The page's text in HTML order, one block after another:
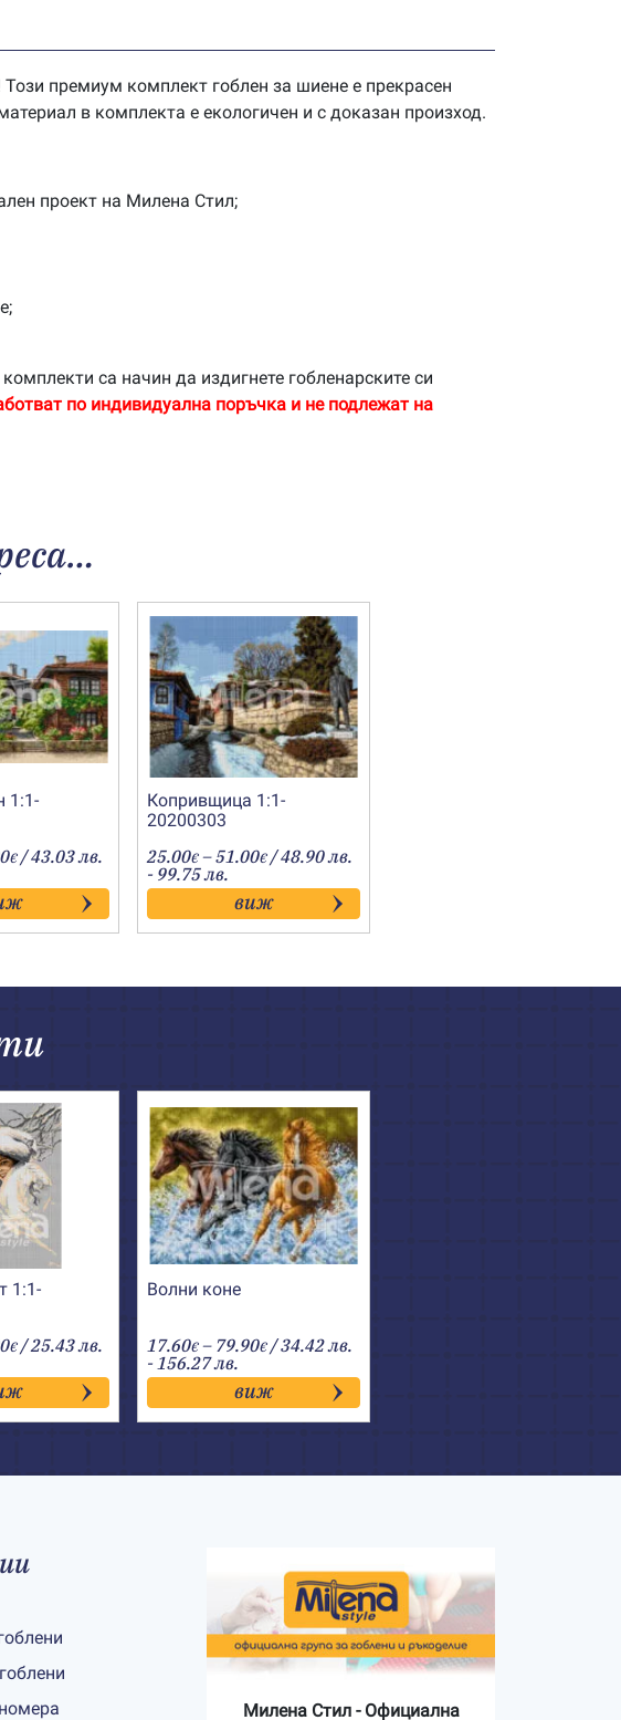
премиум комплект гоблен за шиене е прекрасен
в комплекта е екологичен и с доказан произход.
проект на Милена Стил;
са начин да издигнете гобленарските си
по индивидуална поръчка и не подлежат на
1:1-
€Price
range:
22.00€
through
48.00€
/ 43.03 лв.
Копривщица 1:1-
20200303
25.00€ –51.00€Price
range:
25.00€
through
51.00€
/ 48.90 лв.
- 99.75 лв.
виж
1:1-
€Price
range:
13.00€
through
32.00€
/ 25.43 лв.
Волни коне
17.60€ – 79.90€Price
range:
17.60€
through
79.90€
/ 34.42 лв.
- 156.27 лв.
виж
Милена Стил - Официална